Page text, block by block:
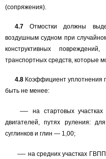
(сопряжения).
4.7
Отмостки должны
воздушным судном при
конструктивных
транспортных средств, которые
4.8 Коэффициент уплотнения
быть не менее:
—
на стартовых
двигателей, путях руления:
суглинков и глин — 1,00;
— на средних участках